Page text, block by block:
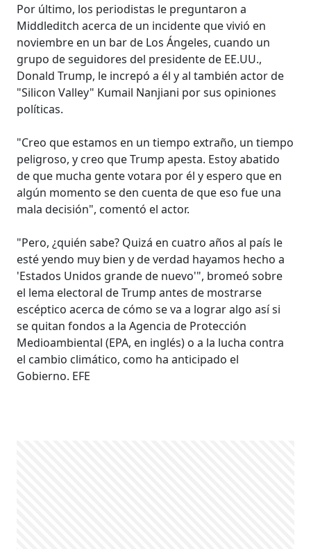
Por último, los periodistas le preguntaron a
Middleditch acerca de un incidente que vivió en
noviembre en un bar de Los Ángeles, cuando un
grupo de seguidores del presidente de EE.UU.,
Donald Trump, le increpó a él y al también actor de
"Silicon Valley" Kumail Nanjiani por sus opiniones
políticas.
"Creo que estamos en un tiempo extraño, un tiempo
peligroso, y creo que Trump apesta. Estoy abatido
de que mucha gente votara por él y espero que en
algún momento se den cuenta de que eso fue una
mala decisión", comentó el actor.
"Pero, ¿quién sabe? Quizá en cuatro años al país le
esté yendo muy bien y de verdad hayamos hecho a
'Estados Unidos grande de nuevo'", bromeó sobre
el lema electoral de Trump antes de mostrarse
escéptico acerca de cómo se va a lograr algo así si
se quitan fondos a la Agencia de Protección
Medioambiental (EPA, en inglés) o a la lucha contra
el cambio climático, como ha anticipado el
Gobierno. EFE